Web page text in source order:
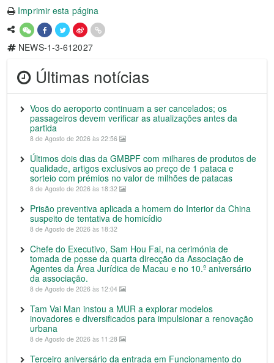
Imprimir esta página
NEWS-1-3-612027
Últimas notícias
Voos do aeroporto continuam a ser cancelados; os
passageiros devem verificar as atualizações antes da
partida
8 de Agosto de 2026 às 22:56
Últimos dois dias da GMBPF com milhares de produtos de
qualidade, artigos exclusivos ao preço de 1 pataca e
sorteio com prémios no valor de milhões de patacas
8 de Agosto de 2026 às 18:32
Prisão preventiva aplicada a homem do Interior da China
suspeito de tentativa de homicídio
8 de Agosto de 2026 às 18:32
Chefe do Executivo, Sam Hou Fai, na cerimónia de
tomada de posse da quarta direcção da Associação de
Agentes da Área Jurídica de Macau e no 10.º aniversário
da associação.
8 de Agosto de 2026 às 12:04
Tam Vai Man instou a MUR a explorar modelos
inovadores e diversificados para impulsionar a renovação
urbana
8 de Agosto de 2026 às 11:28
Terceiro aniversário da entrada em Funcionamento do